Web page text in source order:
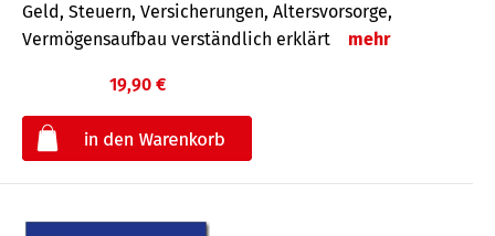
Geld, Steuern, Versicherungen, Altersvorsorge,
Vermögensaufbau verständlich erklärt
mehr
19,90 €